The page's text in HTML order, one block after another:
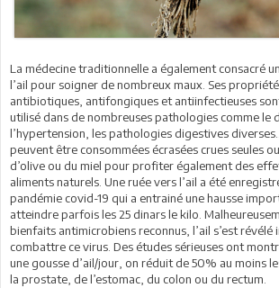
La médecine traditionnelle a également consacré
l’ail pour soigner de nombreux maux. Ses
antibiotiques, antifongiques et antiinfectieuses
utilisé dans de nombreuses pathologies comme le
l’hypertension, les pathologies digestives
peuvent être consommées écrasées crues seules
d’olive ou du miel pour profiter également des
aliments naturels. Une ruée vers l’ail a été
pandémie covid-19 qui a entrainé une hausse
atteindre parfois les 25 dinars le kilo.
bienfaits antimicrobiens reconnus, l’ail s’est révélé
combattre ce virus. Des études sérieuses ont
une gousse d’ail/jour, on réduit de 50% au moins
la prostate, de l’estomac, du colon ou du rectum.